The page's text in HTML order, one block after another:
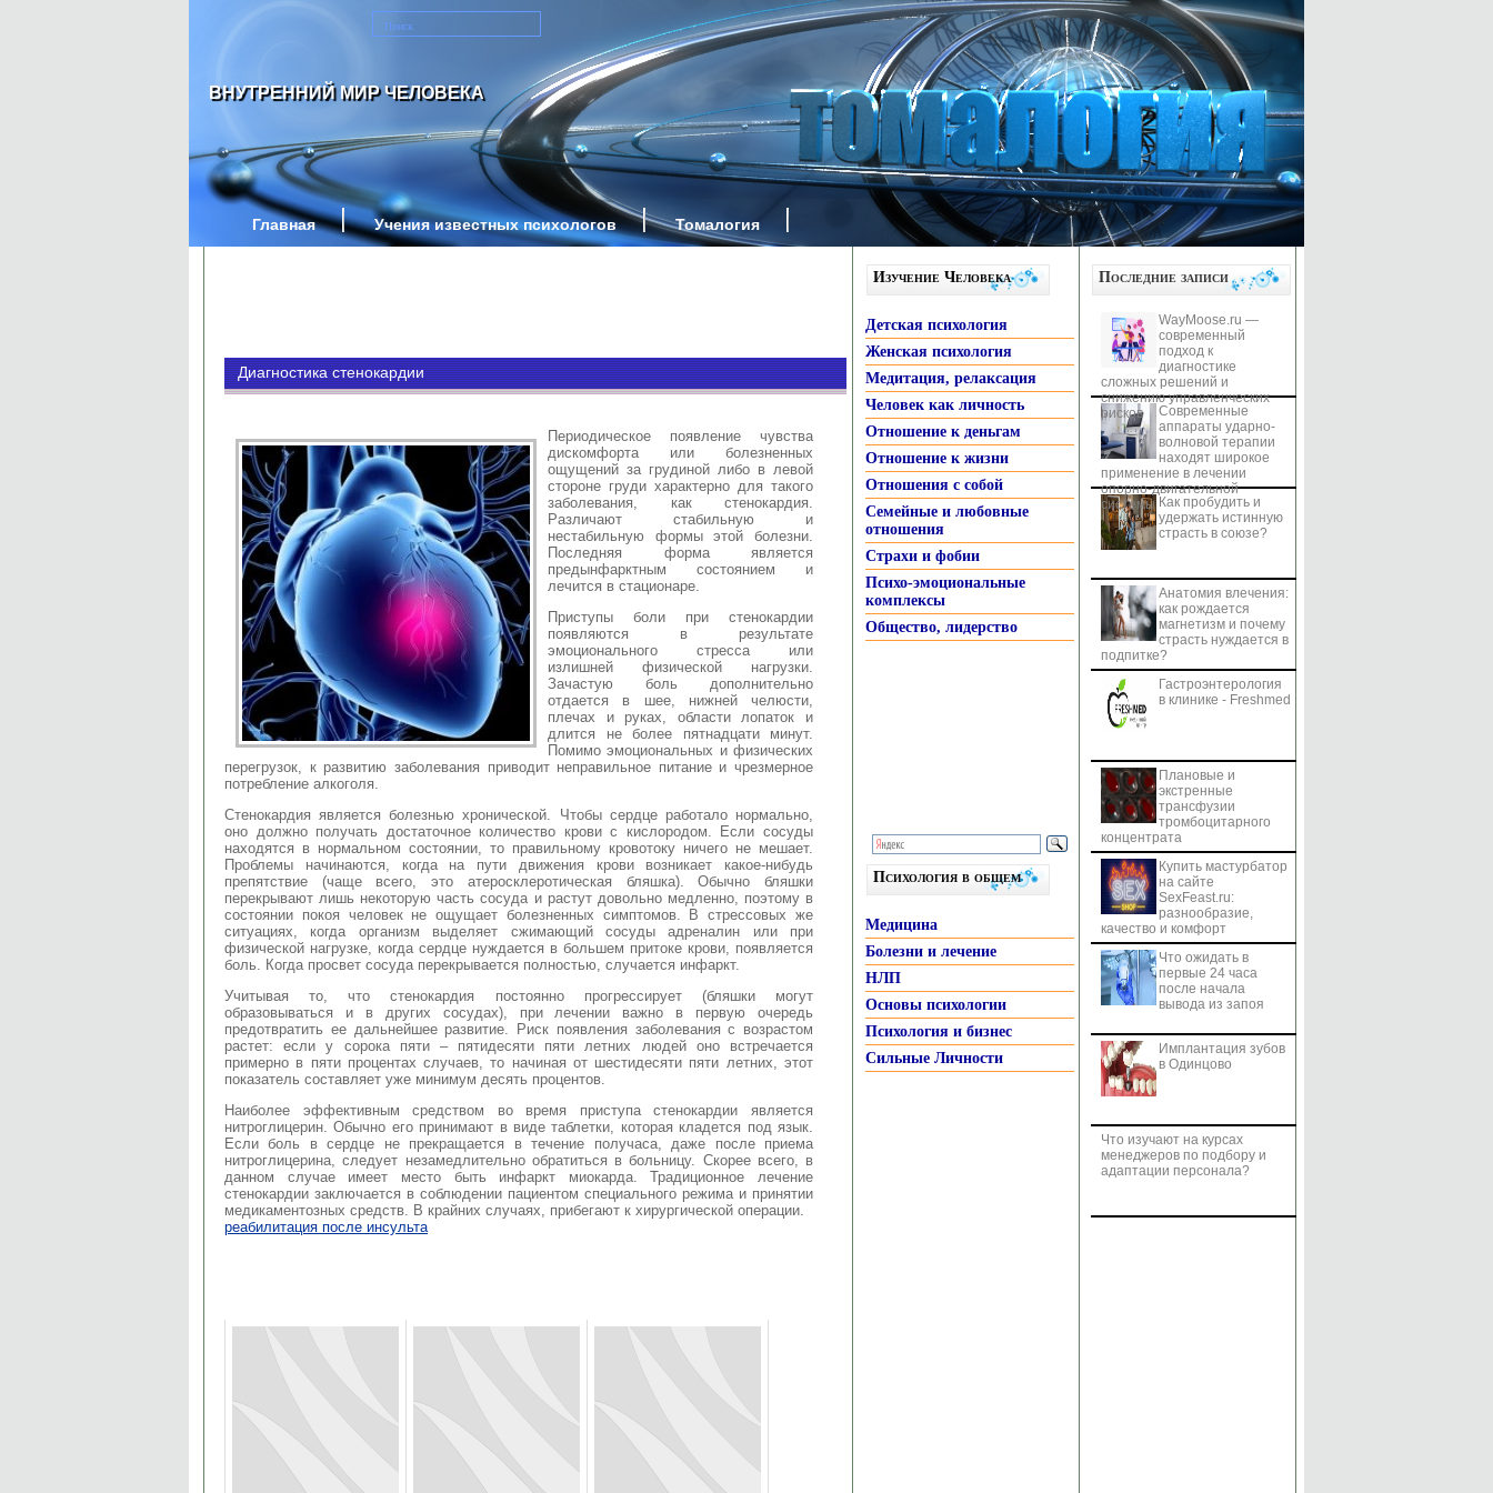
ВНУТРЕННИЙ МИР ЧЕЛОВЕКА
Главная Учения известных психологов Томалогия
Диагностика стенокардии
Периодическое появление чувства
дискомфорта или болезненных
ощущений за грудиной либо в левой
стороне груди характерно для такого
заболевания, как стенокардия.
Различают стабильную и
нестабильную формы этой болезни.
Последняя форма является
предынфарктным состоянием и
лечится в стационаре.
Приступы боли при стенокардии
появляются в результате
эмоционального стресса или
излишней физической нагрузки.
Зачастую боль дополнительно
отдается в шее, нижней челюсти,
плечах и руках, области лопаток и
длится не более пятнадцати минут.
Помимо эмоциональных и физических
перегрузок, к развитию заболевания приводит неправильное питание и чрезмерное
потребление алкоголя.
Стенокардия является болезнью хронической. Чтобы сердце работало нормально,
оно должно получать достаточное количество крови с кислородом. Если сосуды
находятся в нормальном состоянии, то правильному кровотоку ничего не мешает.
Проблемы начинаются, когда на пути движения крови возникает какое-нибудь
препятствие (чаще всего, это атеросклеротическая бляшка). Обычно бляшки
перекрывают лишь некоторую часть сосуда и растут довольно медленно, поэтому в
состоянии покоя человек не ощущает болезненных симптомов. В стрессовых же
ситуациях, когда организм выделяет сжимающий сосуды адреналин или при
физической нагрузке, когда сердце нуждается в большем притоке крови, появляется
боль. Когда просвет сосуда перекрывается полностью, случается инфаркт.
Учитывая то, что стенокардия постоянно прогрессирует (бляшки могут
образовываться и в других сосудах), при лечении важно в первую очередь
предотвратить ее дальнейшее развитие. Риск появления заболевания с возрастом
растет: если у сорока пяти – пятидесяти пяти летних людей оно встречается
примерно в пяти процентах случаев, то начиная от шестидесяти пяти летних, этот
показатель составляет уже минимум десять процентов.
Наиболее эффективным средством во время приступа стенокардии является
нитроглицерин. Обычно его принимают в виде таблетки, которая кладется под язык.
Если боль в сердце не прекращается в течение получаса, даже после приема
нитроглицерина, следует незамедлительно обратиться в больницу. Скорее всего, в
данном случае имеет место быть инфаркт миокарда. Традиционное лечение
стенокардии заключается в соблюдении пациентом специального режима и принятии
медикаментозных средств. В крайних случаях, прибегают к хирургической операции.
реабилитация после инсульта
Изучение Человека
Детская психология
Женская психология
Медитация, релаксация
Человек как личность
Отношение к деньгам
Отношение к жизни
Отношения с собой
Семейные и любовные
отношения
Страхи и фобии
Психо-эмоциональные
комплексы
Общество, лидерство
Психология в общем
Медицина
Болезни и лечение
НЛП
Основы психологии
Психология и бизнес
Сильные Личности
Последние записи
WayMoose.ru —
современный
подход к
диагностике
сложных решений и
снижению управленческих
рисков
Современные
аппараты ударно-
волновой терапии
находят широкое
применение в лечении
опорно-двигательной
системы Как пробудить и
удержать истинную
страсть в союзе?
Анатомия влечения:
как рождается
магнетизм и почему
страсть нуждается в
подпитке?
Гастроэнтерология
в клинике - Freshmed
Плановые и
экстренные
трансфузии
тромбоцитарного
концентрата
Купить мастурбатор
на сайте
SexFeast.ru:
разнообразие,
качество и комфорт
Что ожидать в
первые 24 часа
после начала
вывода из запоя
Имплантация зубов
в Одинцово
Что изучают на курсах
менеджеров по подбору и
адаптации персонала?